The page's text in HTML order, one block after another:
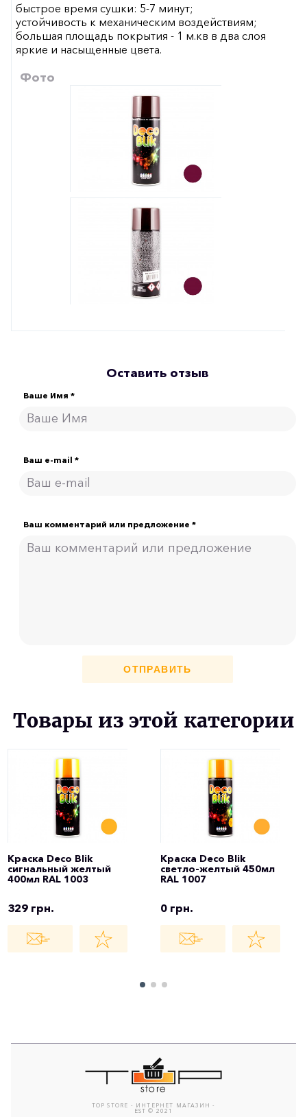
быстрое время сушки: 5-7 минут;
устойчивость к механическим воздействиям;
большая площадь покрытия - 1 м.кв в два слоя
яркие и насыщенные цвета.
Фото
Оставить отзыв
Ваше Имя *
Ваш e-mail *
Ваш комментарий или предложение *
ОТПРАВИТЬ
Товары из этой категории
Краска Deco Blik
сигнальный желтый
400мл RAL 1003
329 грн.
Краска Deco Blik
светло-желтый 450мл
RAL 1007
0 грн.
TOP STORE - ИНТЕРНЕТ МАГАЗИН -
EST © 2021